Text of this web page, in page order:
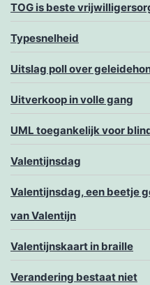
TOG is beste
Typesnelheid
Uitslag poll over
Uitverkoop in volle gang
UML toegankelijk voor
Valentijnsdag
Valentijnsdag, een beetje
van Valentijn
Valentijnskaart in braille
Verandering bestaat niet